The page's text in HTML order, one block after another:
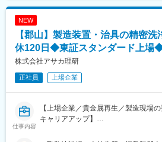
成と、長期的に安心して働けるキャ
ション促進や、自社製品を身近に感
す。
・ビジネスカジュアルOK
・顧客やパートナー企業との関係構築
・アライアンスや業務提携の企画、
・市場調査、顧客ニーズ分析、競合調
・ビジネスモデル構築
・プロジェクトマネジメント
NEW
【郡山】製造装置・治具の精密
休120日◆東証スタンダード上場
株式会社アサカ理研
正社員 上場企業
仕事内容
【上場企業／貴金属再生／製造現場
キャリアアップ】
半導体や電子部品の製造に使用され